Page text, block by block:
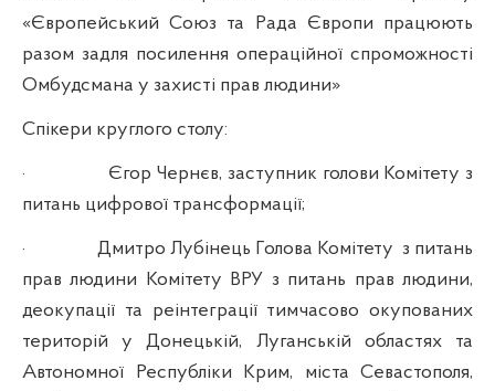
«Європейський Союз та Рада Європи працюють
разом задля посилення операційної спроможності
Омбудсмана у захисті прав людини»
Спікери круглого столу:
·
Єгор Чернєв, заступник голови Комітету з
питань цифрової трансформації;
· Дмитро Лубінець Голова Комітету з питань
прав людини Комітету ВРУ з питань прав людини,
деокупації та реінтеграції тимчасово окупованих
територій у Донецькій, Луганській областях та
Автономної Республіки Крим, міста Севастополя,